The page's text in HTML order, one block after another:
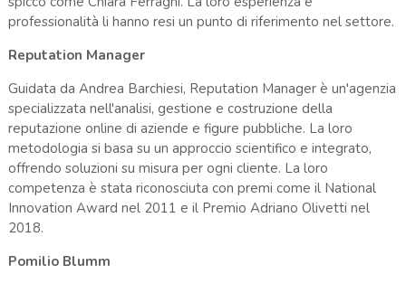
professionalità li hanno resi un punto di riferimento nel settore.
Reputation Manager
Guidata da Andrea Barchiesi, Reputation Manager è un'agenzia
specializzata nell'analisi, gestione e costruzione della
reputazione online di aziende e figure pubbliche. La loro
metodologia si basa su un approccio scientifico e integrato,
offrendo soluzioni su misura per ogni cliente. La loro
competenza è stata riconosciuta con premi come il National
Innovation Award nel 2011 e il Premio Adriano Olivetti nel
2018.
Pomilio Blumm